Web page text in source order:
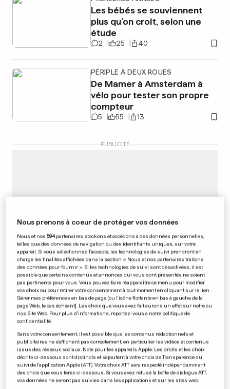
Les bébés se souviennent
plus qu’on croit, selon une
étude
2 25 40
PÉRIPLE À DEUX ROUES
De Mamer à Amsterdam à
vélo pour tester son propre
compteur
5 55 13
PUBLICITÉ
FRANCE
Le Scouarnec reconnaît sa
culpabilité pour toutes ses
victimes
14 1
Nous prenons à coeur de protéger vos données
Nous et nos594partenaires stockons et accédons à des données personnelles,
telles que des données de navigation ou des identifiants uniques, sur votre
appareil. Si vous sélectionnez J'accepte, les technologies de suivi prendront en
charge les finalités affichées dans la section « Nous et nos partenaires traitons
des données pour fournir ». Si les technologies de suivi sont désactivées, il est
possible que certains contenus et annonces qui vous sont présentés ne soient
pas pertinents pour vous. Vous pouvez faire réapparaître ce menu pour modifier
vos choix ou pour retirer votre consentement à tout moment en cliquant sur le lien
Gérer mes préférences en bas de page [ou l'icône flottante en bas à gauche de la
page Web, le cas échéant]. Les choix que vous avez fait aurons un effet sur notre ou
nos Site Web. Pour plus d’informations, reportez-vous à notre politique de
confidentialité.
Sans votre consentement, il est possible que les contenus rédactionnels et
publicitaires ne s'affichent pas correctement, en particulier les vidéos et contenus
issus des réseaux sociaux. Note pour les appareils Apple: Les droits et les choix
décrits ci-dessous sont distincts et s'ajoutent à votre choix de Transparence du
suivi de l'application Apple (ATT). Votre choix ATT sera respecté indépendamment
des choix que vous ferez ci-dessous. Si vous avez refusé la boîte de dialogue ATT,
vos données ne seront pas suivies dans les applications et sur les sites web.